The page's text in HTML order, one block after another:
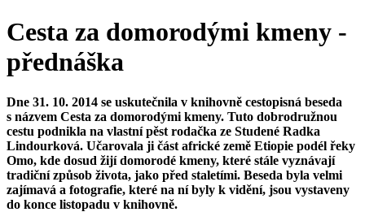
Cesta za domorodými kmeny -
přednáška
Dne 31. 10. 2014 se uskutečnila v knihovně cestopisná beseda
s názvem Cesta za domorodými kmeny. Tuto dobrodružnou
cestu podnikla na vlastní pěst rodačka ze Studené Radka
Lindourková. Učarovala ji část africké země Etiopie podél řeky
Omo, kde dosud žijí domorodé kmeny, které stále vyznávají
tradiční způsob života, jako před staletími. Beseda byla velmi
zajímavá a fotografie, které na ní byly k vidění, jsou vystaveny
do konce listopadu v knihovně.